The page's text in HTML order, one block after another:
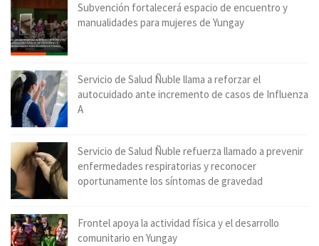
Subvención fortalecerá espacio de encuentro y
manualidades para mujeres de Yungay
Servicio de Salud Ñuble llama a reforzar el
autocuidado ante incremento de casos de Influenza
A
Servicio de Salud Ñuble refuerza llamado a prevenir
enfermedades respiratorias y reconocer
oportunamente los síntomas de gravedad
Frontel apoya la actividad física y el desarrollo
comunitario en Yungay